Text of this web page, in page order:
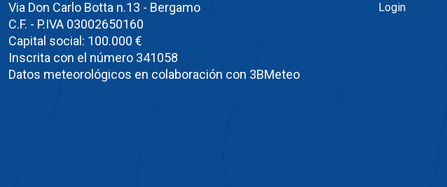
Via Don Carlo Botta n.13 - Bergamo
C.F. - P.IVA 03002650160
Capital social: 100.000 €
Inscrita con el número 341058
Datos meteorológicos en colaboración con 3BMeteo
Login